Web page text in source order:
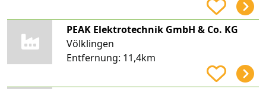
PEAK Elektrotechnik GmbH & Co. KG
Völklingen
Entfernung: 11,4km